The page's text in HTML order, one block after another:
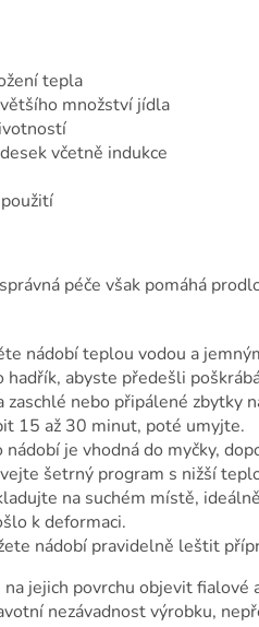
tepla
množství jídla
včetně indukce
péče však pomáhá
nádobí teplou vodou a
abyste předešli
zaschlé nebo připálené zbytky
15 až 30 minut, poté umyjte.
je vhodná do myčky,
šetrný program s nižší
na suchém místě,
k deformaci.
nádobí pravidelně leštit
jejich povrchu objevit fialové
nezávadnost výrobku,